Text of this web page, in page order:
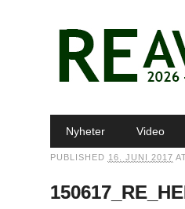
Main menu
Nyheter Video
PUBLISHED 16. JUNI 2017